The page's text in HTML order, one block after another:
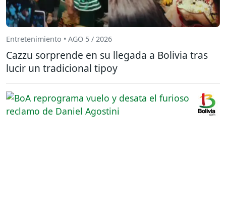
Entretenimiento • AGO 5 / 2026
Cazzu sorprende en su llegada a Bolivia tras
lucir un tradicional tipoy